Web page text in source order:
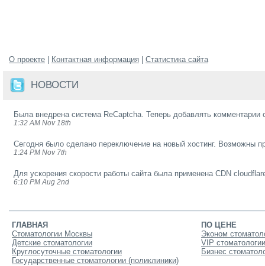
О проекте Контактная информация Статистика сайта
НОВОСТИ
Была внедрена система ReCaptcha. Теперь добавлять комментарии
1:32 AM Nov 18th
Сегодня было сделано переключение на новый хостинг. Возможны
1:24 PM Nov 7th
Для ускорения скорости работы сайта была применена CDN
6:10 PM Aug 2nd
ГЛАВНАЯ
Стоматологии Москвы
Детские стоматологии
Круглосуточные стоматологии
Государственные стоматологии (поликлиники)
ПО ЦЕНЕ
Эконом
VIP стоматологии
Бизнес